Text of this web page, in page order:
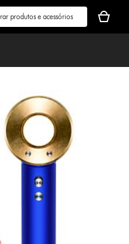
seu
cesto